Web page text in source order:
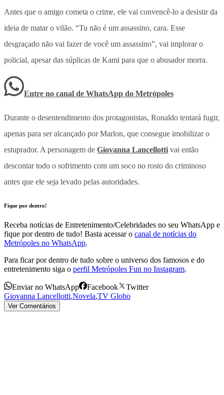
Antes que o amigo cometa o crime, ele vai convencê-lo a desistir da
ideia de matar o vilão. “Tu não é um assassino, cara. Esse
desgraçado não vai fazer de você um assassino”, vai implorar o
policial, apesar das súplicas de Kami para que o abusador morra.
Entre no canal de WhatsApp do Metrópoles
Durante o desentendimento dos protagonistas, Ronaldo tentará fugir,
apenas para ser alcançado por Marlon, que consegue imobilizar o
estuprador. A personagem de Giovanna Lancellotti vai então
descontar todo o sofrimento com um soco no rosto do criminoso
antes que ele seja levado pelas autoridades.
Fique por dentro!
Receba notícias de Entretenimento/Celebridades no seu WhatsApp e
fique por dentro de tudo! Basta acessar o canal de notícias do
Metrópoles no WhatsApp.
Para ficar por dentro de tudo sobre o universo dos famosos e do
entretenimento siga o perfil Metrópoles Fun no Instagram.
Enviar no WhatsApp Facebook
Twitter
Giovanna Lancellotti,Novela,TV Globo
Ver Comentários